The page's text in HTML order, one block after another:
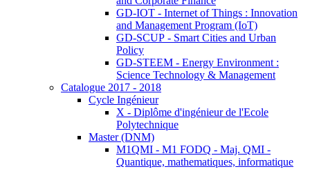
GD-IOT - Internet of Things : Innovation
and Management Program (IoT)
GD-SCUP - Smart Cities and Urban
Policy
GD-STEEM - Energy Environment :
Science Technology & Management
Catalogue 2017 - 2018
Cycle Ingénieur
X - Diplôme d'ingénieur de l'Ecole
Polytechnique
Master (DNM)
M1QMI - M1 FODQ - Maj. QMI -
Quantique, mathematiques, informatique